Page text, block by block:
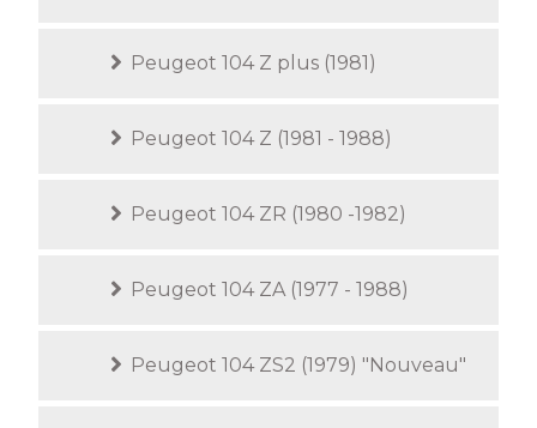
Peugeot 104 Z plus (1981)
Peugeot 104 Z (1981 - 1988)
Peugeot 104 ZR (1980 -1982)
Peugeot 104 ZA (1977 - 1988)
Peugeot 104 ZS2 (1979) "Nouveau"